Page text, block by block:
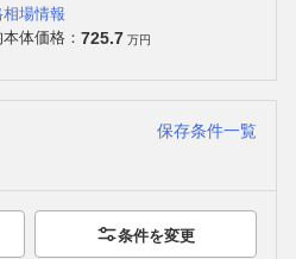
相場情報
体価格： 725.7 万円
保存条件一覧
条件を変更